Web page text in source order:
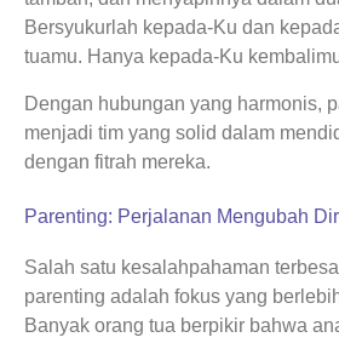
Bersyukurlah kepada-Ku dan
tuamu. Hanya kepada-Ku
Dengan hubungan yang harmonis,
menjadi tim yang solid dalam
dengan fitrah mereka.
Parenting: Perjalanan Mengubah
Salah satu kesalahpahaman
parenting adalah fokus yang
Banyak orang tua berpikir bahwa